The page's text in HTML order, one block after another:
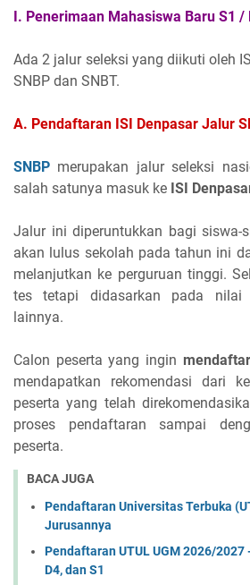
I. Penerimaan Mahasiswa Baru S1 /
Ada 2 jalur seleksi yang diikuti oleh
SNBP dan SNBT.
A. Pendaftaran ISI Denpasar Jalur
SNBP merupakan jalur seleksi
salah satunya masuk ke ISI
Jalur ini diperuntukkan bagi siswa-
akan lulus sekolah pada tahun ini
melanjutkan ke perguruan tinggi.
tes tetapi didasarkan pada nilai
lainnya.
Calon peserta yang ingin
mendapatkan rekomendasi dari
peserta yang telah
proses pendaftaran sampai
peserta.
BACA JUGA
Pendaftaran Universitas Terbuka
Jurusannya
Pendaftaran UTUL UGM 2026/
D4, dan S1